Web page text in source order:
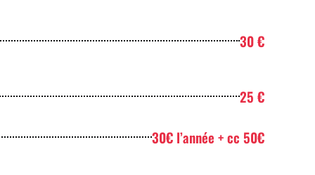
30 €
25 €
30€ l’année + cc 50€